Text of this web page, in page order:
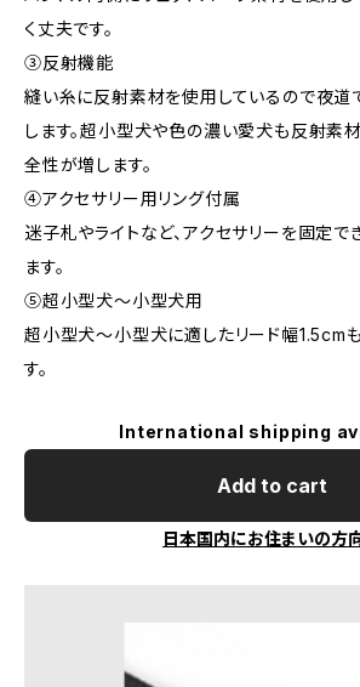
く丈夫です。
③反射機能
縫い糸に反射素材を使用しているので夜道
します。超小型犬や色の濃い愛犬も反射素
全性が増します。
④アクセサリー用リング付属
迷子札やライトなど、アクセサリーを固定で
ます。
⑤超小型犬～小型犬用
超小型犬～小型犬に適したリード幅1.5cm
す。
International shipping
Add to cart
日本国内にお住まいの方